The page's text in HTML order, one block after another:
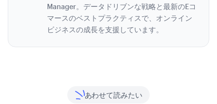
Manager。データドリブンな戦略と最新のEコ
マースのベストプラクティスで、オンライン
ビジネスの成長を支援しています。
あわせて読みたい